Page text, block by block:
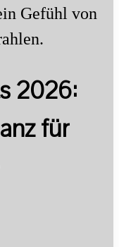
Gefühl von
2026:
für